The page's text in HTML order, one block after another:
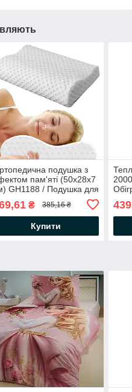
подушка з
пам'яті (50х28х7
GH1188 / Подушка для
/ Анатомічна подушка
₴ 385,16 ₴
Купити